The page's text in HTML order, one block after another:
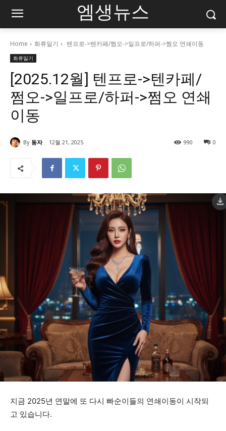
엠생뉴스
Home 화류일기 텐프로->텐카페/쩜오->일프로/하퍼->쩜오 연쇄이동
화류일기
[2025.12월] 텐프로->텐카페/
쩜오->일프로/하퍼->쩜오 연쇄
이동
By 동자 12월 21, 2025 0
990
지금 2025년 연말에 또 다시 빠순이들의 연쇄이동이 시작되
고 있습니다.